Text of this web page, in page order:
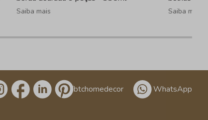
Saiba mais Saiba mais
/btchomedecor WhatsApp